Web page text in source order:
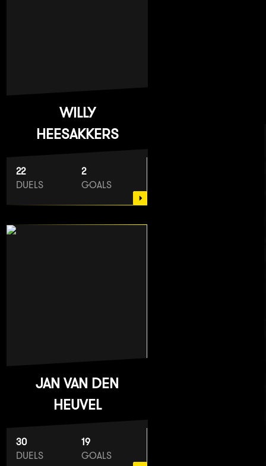
WILLY
HEESAKKERS
22
DUELS
2
GOALS
JAN VAN DEN
HEUVEL
30
DUELS
19
GOALS